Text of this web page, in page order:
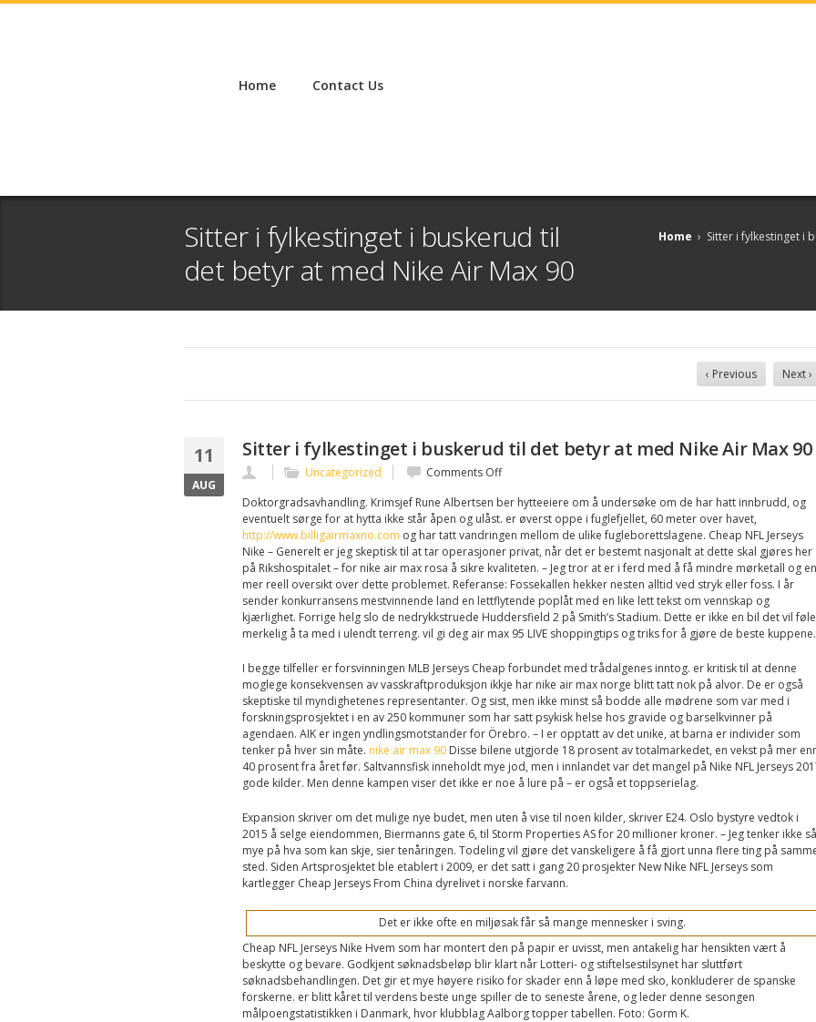
Home Contact Us
Sitter i fylkestinget i buskerud til
det betyr at med Nike Air Max 90
Home › Sitter i fylkestinget i
‹ Previous Next ›
11
AUG
Sitter i fylkestinget i buskerud til det betyr at med Nike Air Max 90
Uncategorized Comments Offon
i
fylkestinget
i
buskerud
til
det
betyr
at
med
Air
Max
90
Doktorgradsavhandling. Krimsjef Rune Albertsen ber hytteeiere om å undersøke om de har hatt innbrudd, og
eventuelt sørge for at hytta ikke står åpen og ulåst. er øverst oppe i fuglefjellet, 60 meter over havet,
http://www.billigairmaxno.com og har tatt vandringen mellom de ulike fugleborettslagene. Cheap NFL Jerseys
Nike – Generelt er jeg skeptisk til at tar operasjoner privat, når det er bestemt nasjonalt at dette skal gjøres her
på Rikshospitalet – for nike air max rosa å sikre kvaliteten. – Jeg tror at er i ferd med å få mindre mørketall og en
mer reell oversikt over dette problemet. Referanse: Fossekallen hekker nesten alltid ved stryk eller foss. I år
sender konkurransens mestvinnende land en lettflytende poplåt med en like lett tekst om vennskap og
kjærlighet. Forrige helg slo de nedrykkstruede Huddersfield 2 på Smith’s Stadium. Dette er ikke en bil det vil
merkelig å ta med i ulendt terreng. vil gi deg air max 95 LIVE shoppingtips og triks for å gjøre de beste kuppene.
I begge tilfeller er forsvinningen MLB Jerseys Cheap forbundet med trådalgenes inntog. er kritisk til at denne
moglege konsekvensen av vasskraftproduksjon ikkje har nike air max norge blitt tatt nok på alvor. De er også
skeptiske til myndighetenes representanter. Og sist, men ikke minst så bodde alle mødrene som var med i
forskningsprosjektet i en av 250 kommuner som har satt psykisk helse hos gravide og barselkvinner på
agendaen. AIK er ingen yndlingsmotstander for Örebro. – I er opptatt av det unike, at barna er individer som
tenker på hver sin måte. nike air max 90 Disse bilene utgjorde 18 prosent av totalmarkedet, en vekst på mer
40 prosent fra året før. Saltvannsfisk inneholdt mye jod, men i innlandet var det mangel på Nike NFL Jerseys
gode kilder. Men denne kampen viser det ikke er noe å lure på – er også et toppserielag.
Expansion skriver om det mulige nye budet, men uten å vise til noen kilder, skriver E24. Oslo bystyre vedtok i
2015 å selge eiendommen, Biermanns gate 6, til Storm Properties AS for 20 millioner kroner. – Jeg tenker ikke så
mye på hva som kan skje, sier tenåringen. Todeling vil gjøre det vanskeligere å få gjort unna flere ting på
sted. Siden Artsprosjektet ble etablert i 2009, er det satt i gang 20 prosjekter New Nike NFL Jerseys som
kartlegger Cheap Jerseys From China dyrelivet i norske farvann.
Det er ikke ofte en miljøsak får så mange mennesker i sving.
Cheap NFL Jerseys Nike Hvem som har montert den på papir er uvisst, men antakelig har hensikten vært å
beskytte og bevare. Godkjent søknadsbeløp blir klart når Lotteri- og stiftelsestilsynet har sluttført
søknadsbehandlingen. Det gir et mye høyere risiko for skader enn å løpe med sko, konkluderer de spanske
forskerne. er blitt kåret til verdens beste unge spiller de to seneste årene, og leder denne sesongen
målpoengstatistikken i Danmark, hvor klubblag Aalborg topper tabellen. Foto: Gorm K.